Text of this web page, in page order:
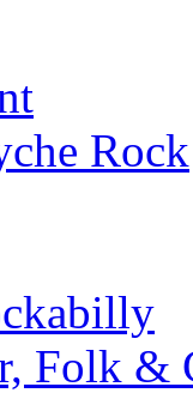
Rock
Folk &